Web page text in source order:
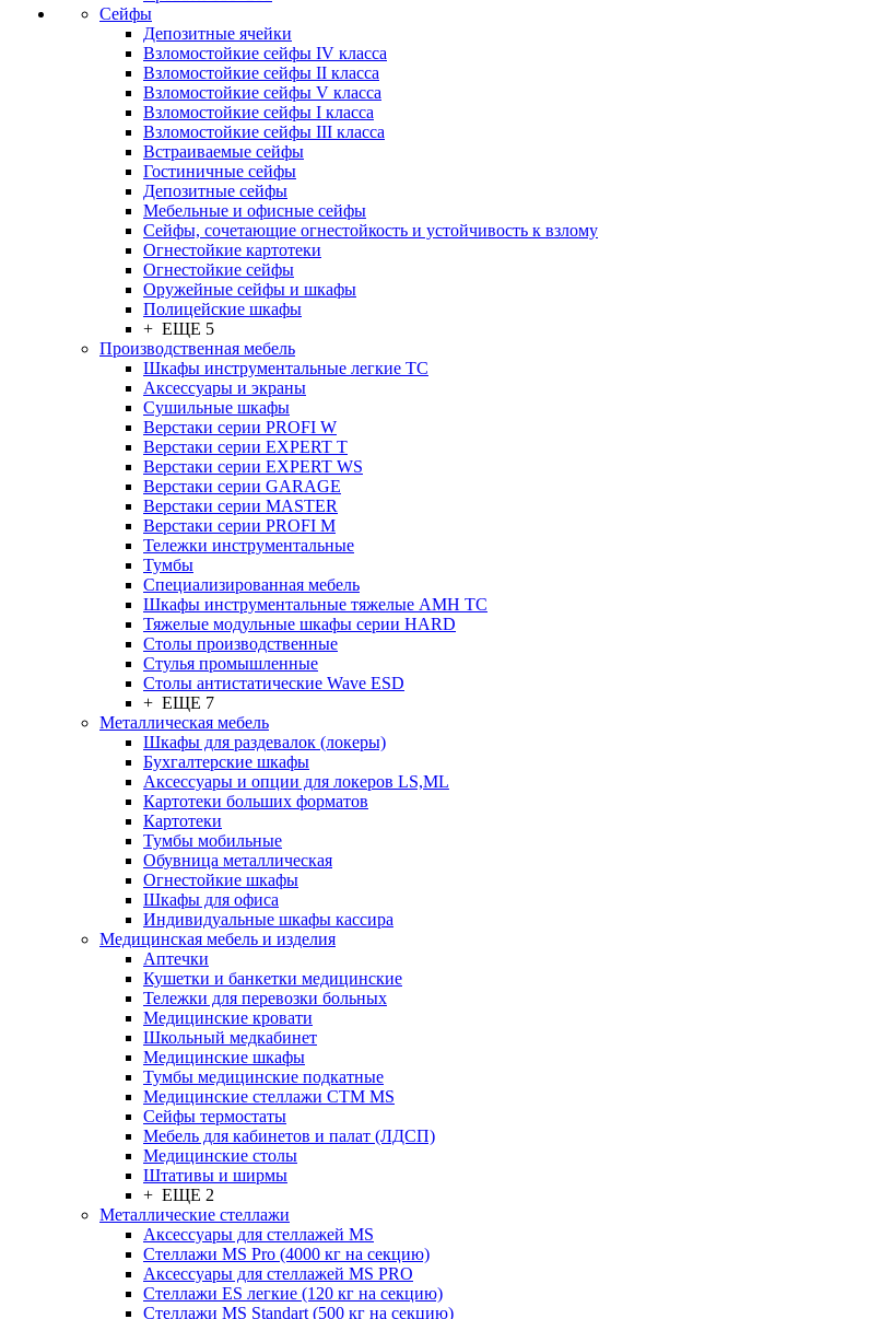
Сейфы
Депозитные ячейки
Взломостойкие сейфы IV класса
Взломостойкие сейфы II класса
Взломостойкие сейфы V класса
Взломостойкие сейфы I класса
Взломостойкие сейфы III класса
Встраиваемые сейфы
Гостиничные сейфы
Депозитные сейфы
Мебельные и офисные сейфы
Сейфы, сочетающие огнестойкость и устойчивость к взлому
Огнестойкие картотеки
Огнестойкие сейфы
Оружейные сейфы и шкафы
Полицейские шкафы
+ ЕЩЕ 5
Производственная мебель
Шкафы инструментальные легкие ТС
Аксессуары и экраны
Cушильные шкафы
Верстаки серии PROFI W
Верстаки серии EXPERT T
Верстаки серии EXPERT WS
Верстаки серии GARAGE
Верстаки серии MASTER
Верстаки серии PROFI M
Тележки инструментальные
Тумбы
Cпециализированная мебель
Шкафы инструментальные тяжелые AMH TC
Тяжелые модульные шкафы серии HARD
Столы производственные
Стулья промышленные
Столы антистатические Wave ESD
+ ЕЩЕ 7
Металлическая мебель
Шкафы для раздевалок (локеры)
Бухгалтерские шкафы
Аксессуары и опции для локеров LS,ML
Картотеки больших форматов
Картотеки
Тумбы мобильные
Обувница металлическая
Огнестойкие шкафы
Шкафы для офиса
Индивидуальные шкафы кассира
Медицинская мебель и изделия
Аптечки
Кушетки и банкетки медицинские
Тележки для перевозки больных
Медицинские кровати
Школьный медкабинет
Медицинские шкафы
Тумбы медицинские подкатные
Медицинские стеллажи CTM MS
Сейфы термостаты
Мебель для кабинетов и палат (ЛДСП)
Медицинские столы
Штативы и ширмы
+ ЕЩЕ 2
Металлические стеллажи
Аксессуары для стеллажей MS
Стеллажи MS Pro (4000 кг на секцию)
Аксессуары для стеллажей MS PRO
Стеллажи ES легкие (120 кг на секцию)
Стеллажи MS Standart (500 кг на секцию)